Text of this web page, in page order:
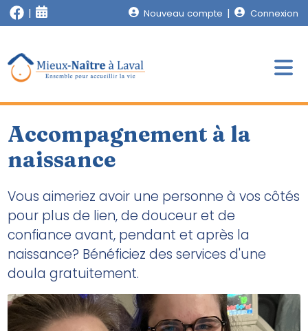
Nouveau compte Connexion
Accompagnement à la
naissance
Vous aimeriez avoir une personne à vos côtés
pour plus de lien, de douceur et de
confiance avant, pendant et après la
naissance? Bénéficiez des services d'une
doula gratuitement.